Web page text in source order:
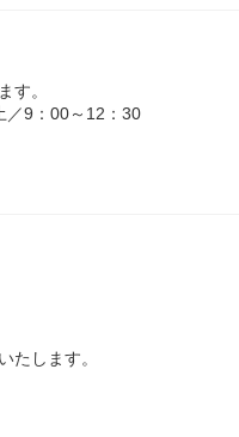
す。
／9：00～12：30
たします。